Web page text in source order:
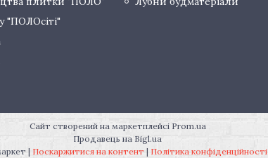
"ПОЛОсіті"
Сайт створений на маркетплейсі Prom.ua
Продавець на Bigl.ua
ПОЛОмаркет | Поскаржитися на контент | Політика конфіденційності